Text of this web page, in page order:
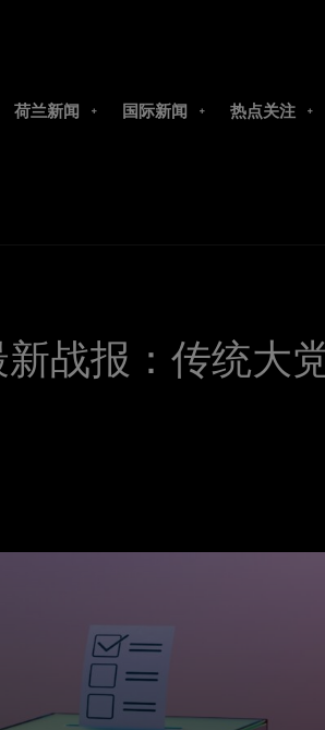
荷兰新闻 国际新闻 热点关注
战报：传统大